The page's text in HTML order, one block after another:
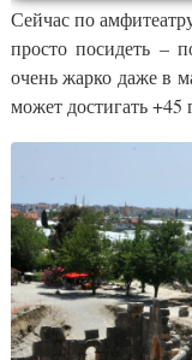
Сейчас по
просто посидеть –
очень жарко даже в
может достигать +45